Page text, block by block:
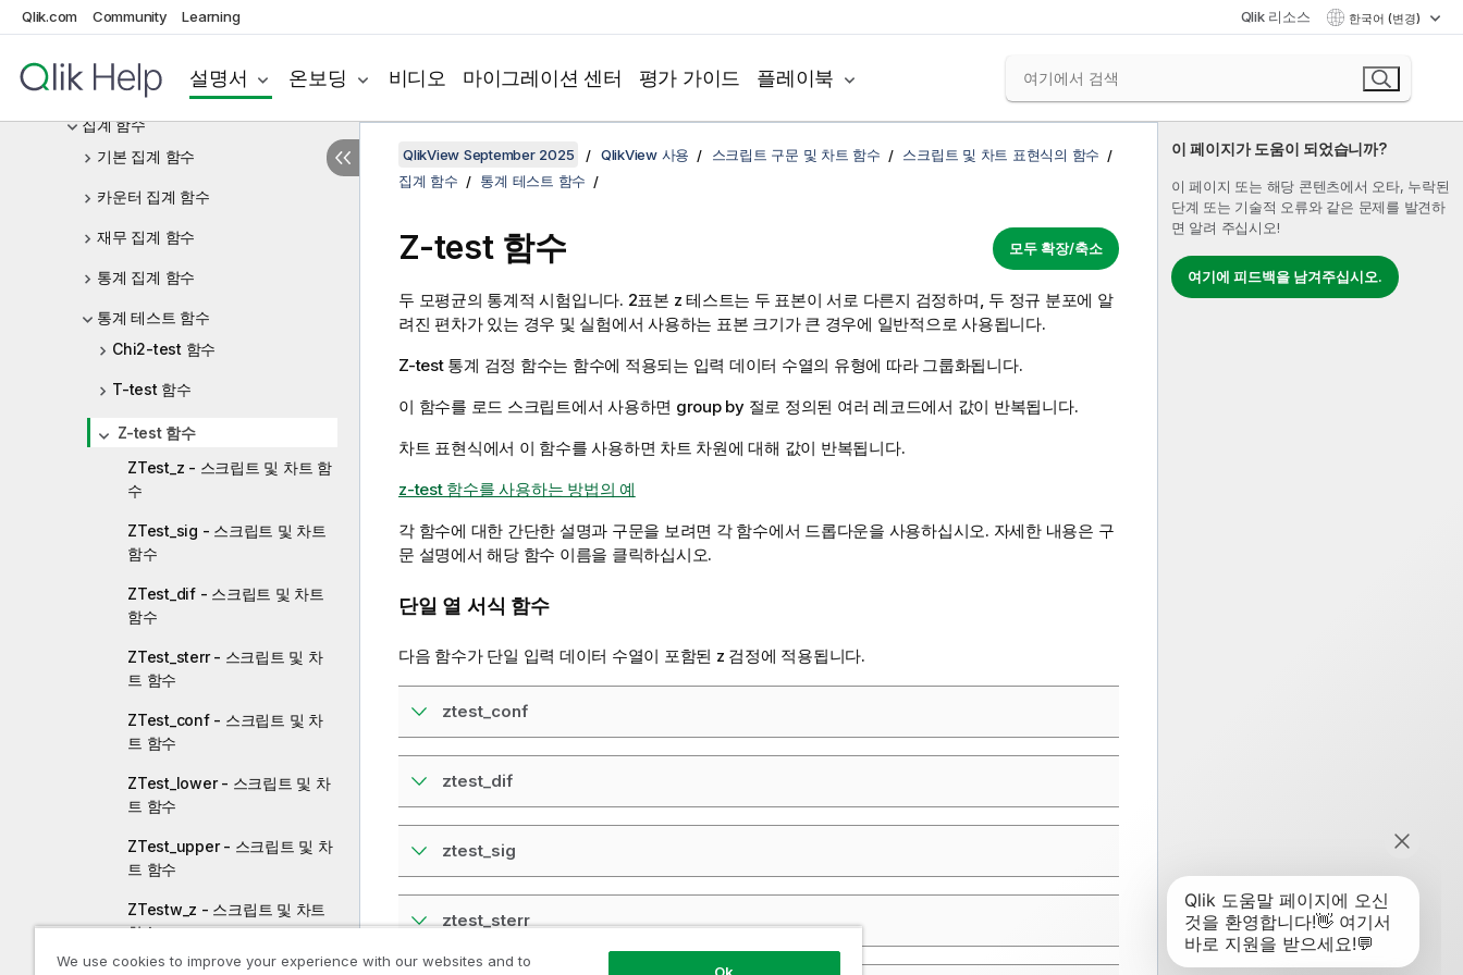
Qlik.com Community Learning Qlik 리소스 한국어 (변경)
설명서 온보딩 비디오 마이그레이션 센터 평가 가이드 플레이북
차트 표현식
스크립트 및 차트 표현식의 함수
집계 함수
기본 집계 함수
카운터 집계 함수
재무 집계 함수
통계 집계 함수
통계 테스트 함수
Chi2-test 함수
T-test 함수
Z-test 함수
ZTest_z - 스크립트 및 차트 함
수
ZTest_sig - 스크립트 및 차트
함수
ZTest_dif - 스크립트 및 차트
함수
ZTest_sterr - 스크립트 및 차
트 함수
ZTest_conf - 스크립트 및 차
트 함수
ZTest_lower - 스크립트 및 차
트 함수
ZTest_upper - 스크립트 및 차
트 함수
ZTestw_z - 스크립트 및 차트
함수
이 페이지가 도움이 되었습니까?
이 페이지 또는 해당 콘텐츠에서 오타, 누락된
단계 또는 기술적 오류와 같은 문제를 발견하
면 알려 주십시오!
여기에 피드백을 남겨주십시오.
QlikView September 2025 QlikView 사용 스크립트 구문 및 차트 함수
스크립트 및 차트 표현식의 함수
집계 함수
통계 테스트 함수
모두 확장/축소
Z-test 함수
두 모평균의 통계적 시험입니다. 2표본 z 테스트는 두 표본이 서로 다른지 검정하며, 두 정규 분포에 알
려진 편차가 있는 경우 및 실험에서 사용하는 표본 크기가 큰 경우에 일반적으로 사용됩니다.
Z-test 통계 검정 함수는 함수에 적용되는 입력 데이터 수열의 유형에 따라 그룹화됩니다.
이 함수를 로드 스크립트에서 사용하면 group by 절로 정의된 여러 레코드에서 값이 반복됩니다.
차트 표현식에서 이 함수를 사용하면 차트 차원에 대해 값이 반복됩니다.
z-test 함수를 사용하는 방법의 예
각 함수에 대한 간단한 설명과 구문을 보려면 각 함수에서 드롭다운을 사용하십시오. 자세한 내용은 구
문 설명에서 해당 함수 이름을 클릭하십시오.
단일 열 서식 함수
다음 함수가 단일 입력 데이터 수열이 포함된 z 검정에 적용됩니다.
ztest_conf
ztest_dif
ztest_sig
ztest_sterr
We use cookies to improve your experience with our websites and to